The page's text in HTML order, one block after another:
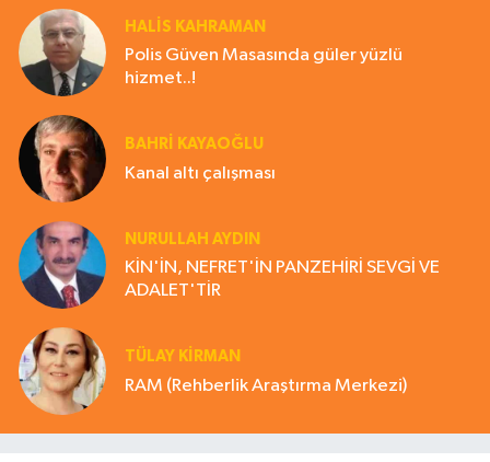
HALIS KAHRAMAN
Polis Güven Masasında güler yüzlü
hizmet..!
BAHRI KAYAOĞLU
Kanal altı çalışması
NURULLAH AYDIN
KİN'İN, NEFRET'İN PANZEHİRİ SEVGİ VE
ADALET'TİR
TÜLAY KİRMAN
RAM (Rehberlik Araştırma Merkezi)